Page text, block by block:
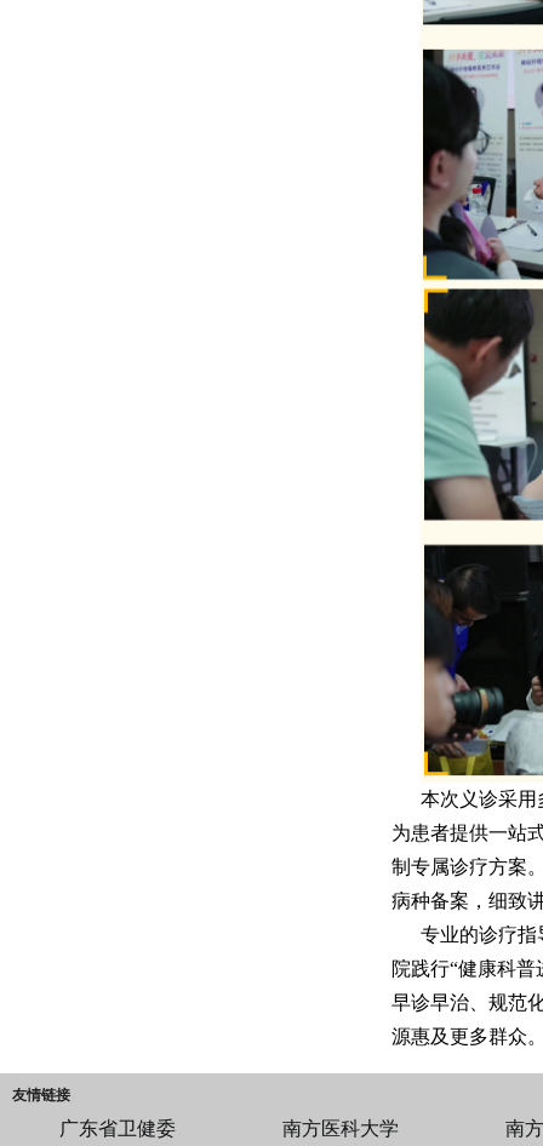
本次义诊采
为患者提供一站
制专属诊疗方案
病种备案，细致
专业的诊疗
院践行“健康科
早诊早治、规范
源惠及更多群众
友情链接
广东省卫健委 南方医科大学 南